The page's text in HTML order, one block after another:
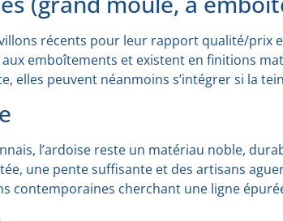
récents pour leur rapport qualité/prix
emboîtements et existent en finitions
elles peuvent néanmoins s’intégrer si la
l’ardoise reste un matériau noble,
une pente suffisante et des artisans
contemporaines cherchant une ligne